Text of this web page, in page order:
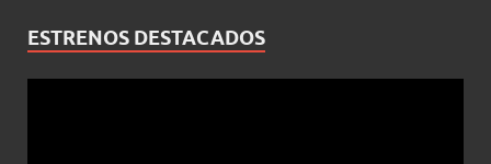
ESTRENOS DESTACADOS